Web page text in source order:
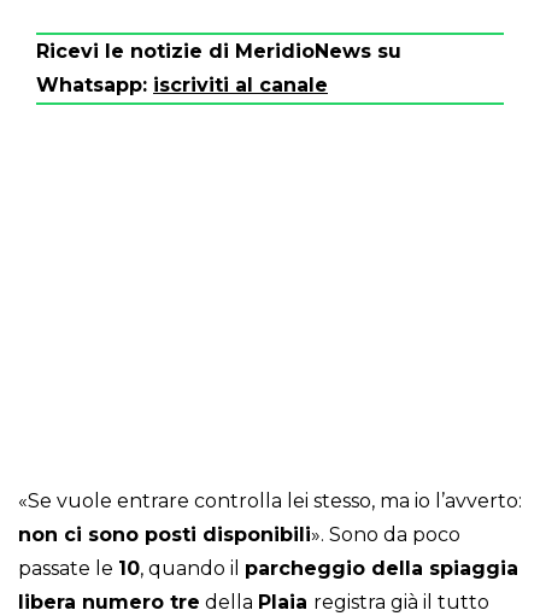
Ricevi le notizie di MeridioNews su
Whatsapp: iscriviti al canale
«Se vuole entrare controlla lei stesso, ma io l’avverto:
non ci sono posti disponibili». Sono da poco
passate le 10, quando il parcheggio della spiaggia
libera numero tre della Plaia registra già il tutto